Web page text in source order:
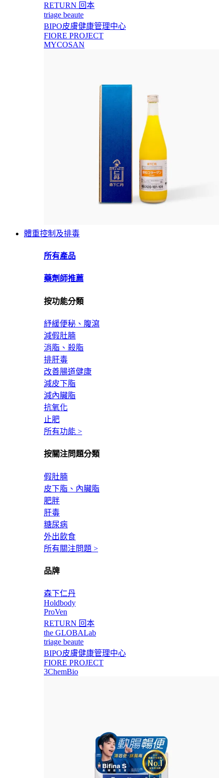
RETURN 回本
triage beaute
BIPO皮膚健康管理中心
FIORE PROJECT
MYCOSAN
體重控制及排毒
所有產品
藥劑師推薦
按功能分類
紓緩便秘、腹瀉
減假肚腩
消脂、殺脂
排肝毒
改善腸道健康
減皮下脂
減內臟脂
抗氧化
止肥
所有功能 >
按關注問題分類
假肚腩
皮下脂、內臟脂
肥胖
肝毒
糖尿病
外出飲食
所有關注問題 >
品牌
森下仁丹
Holdbody
ProVen
RETURN 回本
the GLOBALab
triage beaute
BIPO皮膚健康管理中心
FIORE PROJECT
3ChemBio